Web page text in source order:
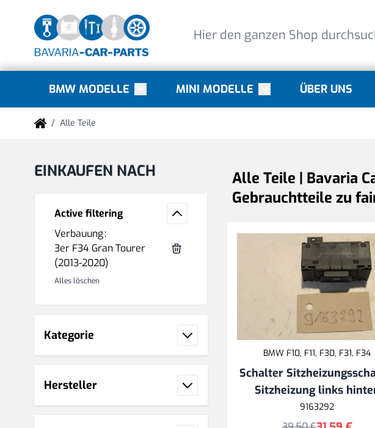
BMW MODELLE Toggle submenu for BMW Modelle
MINI MODELLE Toggle submenu for MINI
ÜBER UNS
/ Alle Teile
EINKAUFEN NACH
Active filtering
Verbauung
3er F34 Gran Tourer
(2013-2020)
Alles löschen
Kategorie
Hersteller
Alle Teile | Bavaria
Gebrauchtteile zu
BMW F10, F11, F30, F31, F34
Schalter
Sitzheizung links
9163292